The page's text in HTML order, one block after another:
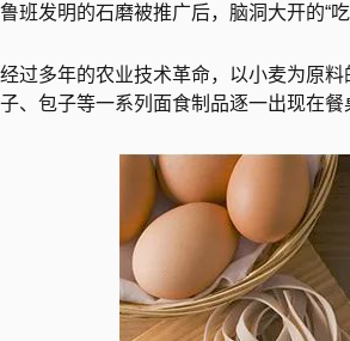
鲁班发明的石磨被推广后，脑洞大开的“
经过多年的农业技术革命，以小麦为原
子、包子等一系列面食制品逐一出现在餐